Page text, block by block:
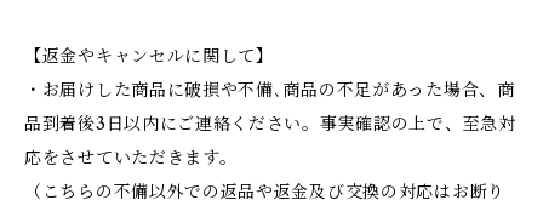
【返金やキャンセルに関して】
・お届けした商品に破損や不備､商品の不足があった場合、商
品到着後3日以内にご連絡ください。事実確認の上で、至急対
応をさせていただきます。
（こちらの不備以外での返品や返金及び交換の対応はお断り